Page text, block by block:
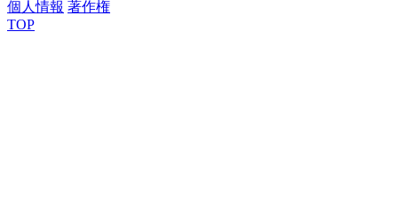
個人情報 著作権
TOP